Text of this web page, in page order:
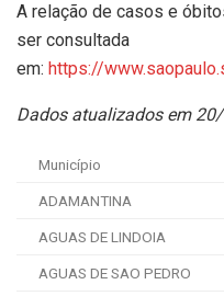
A relação de casos e
ser consultada
em: https://
Dados atualizados em
Município
ADAMANTINA
AGUAS DE LINDOIA
AGUAS DE SAO PEDRO